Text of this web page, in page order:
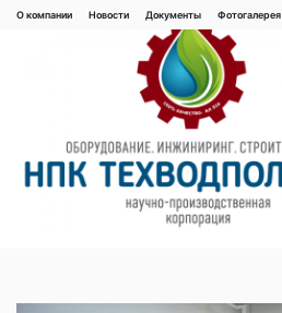
Перейти
О компании Новости Документы Фотогалерея